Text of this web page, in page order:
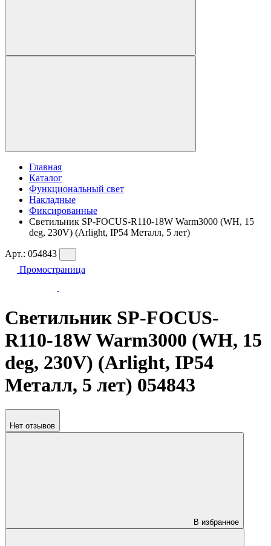
Главная
Каталог
Функциональный свет
Накладные
Фиксированные
Светильник SP-FOCUS-R110-18W Warm3000 (WH, 15
deg, 230V) (Arlight, IP54 Металл, 5 лет)
Арт.: 054843
Промостраница
Светильник SP-FOCUS-
R110-18W Warm3000 (WH, 15
deg, 230V) (Arlight, IP54
Металл, 5 лет) 054843
Нет отзывов
В избранное